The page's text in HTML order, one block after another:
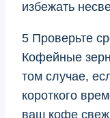
избежать
5 Проверьте
Кофейные
том случае,
короткого
ваш кофе